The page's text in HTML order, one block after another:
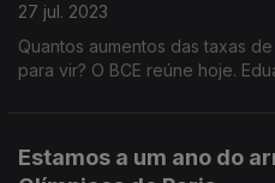
27 jul. 2023
Quantos aumentos das taxas
para vir? O BCE reúne hoje.
Estamos a um ano do